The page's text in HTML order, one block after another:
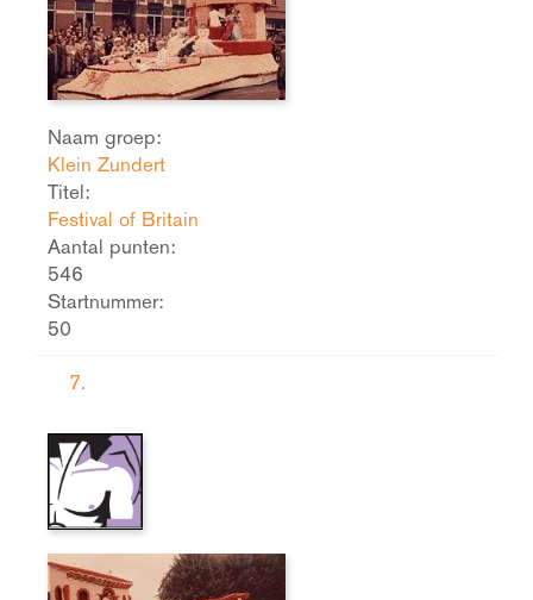
Naam groep:
Klein Zundert
Titel:
Festival of Britain
Aantal punten:
546
Startnummer:
50
7.